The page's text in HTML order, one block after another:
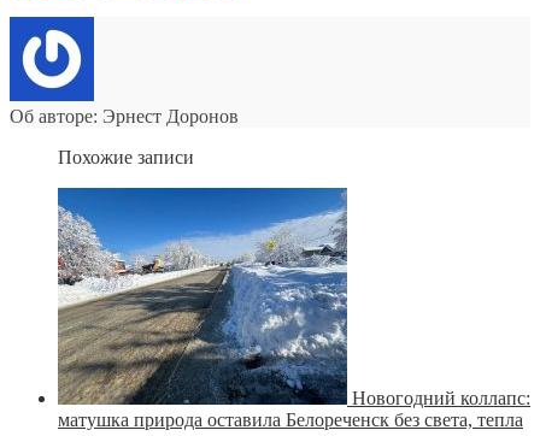
Об авторе: Эрнест Доронов
Похожие записи
Новогодний коллапс:
матушка природа оставила Белореченск без света, тепла